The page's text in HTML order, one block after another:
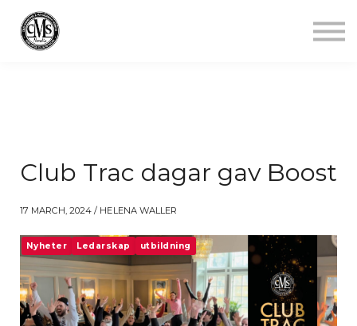
Club Trac dagar gav Boost
17 MARCH, 2024 / HELENA WALLER
Nyheter Ledarskap utbildning